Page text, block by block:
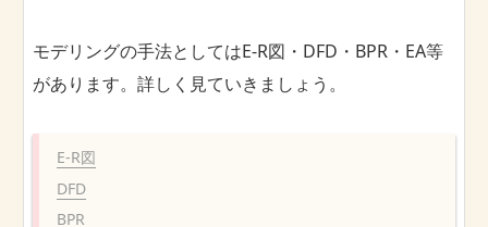
モデリングの手法としてはE-R図・DFD・BPR・EA等
があります。詳しく見ていきましょう。
E-R図
DFD
BPR